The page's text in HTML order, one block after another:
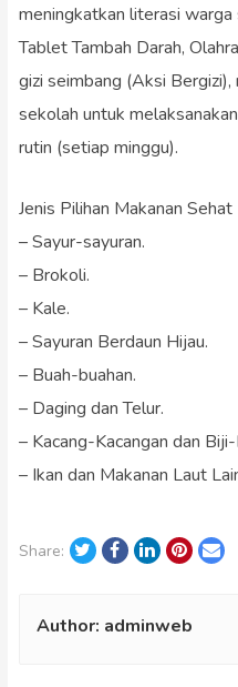
meningkatkan literasi
Tablet Tambah Darah,
gizi seimbang (Aksi
sekolah untuk
rutin (setiap minggu).
Jenis Pilihan Makanan Sehat
– Sayur-sayuran.
– Brokoli.
– Kale.
– Sayuran Berdaun Hijau.
– Buah-buahan.
– Daging dan Telur.
– Kacang-Kacangan dan
– Ikan dan Makanan Laut
Share: TwitterFacebook
LinkedIn
Author: adminweb